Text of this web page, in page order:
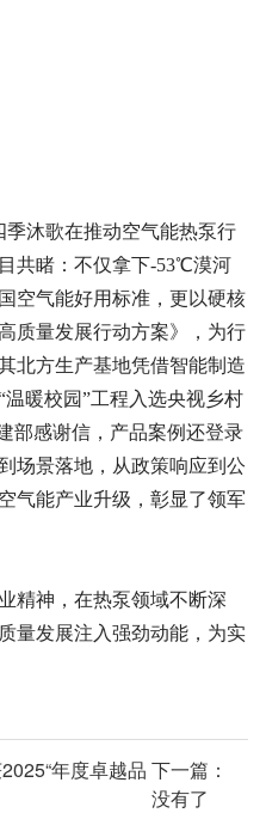
季沐歌在推动空气能热泵行
共睹：不仅拿下-53℃漠河
空气能好用标准，更以硬核
质量发展行动方案》，为行
北方生产基地凭借智能制造
暖校园”工程入选央视乡村
部感谢信，产品案例还登录
场景落地，从政策响应到公
气能产业升级，彰显了领军
精神，在热泵领域不断深
量发展注入强劲动能，为实
年度卓越品 下一篇：
没有了